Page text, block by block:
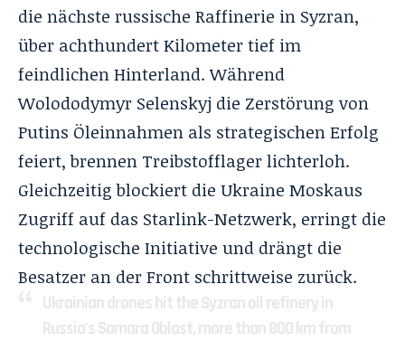
die nächste russische Raffinerie in Syzran,
über achthundert Kilometer tief im
feindlichen Hinterland. Während
Wolododymyr Selenskyj die Zerstörung von
Putins Öleinnahmen als strategischen Erfolg
feiert, brennen Treibstofflager lichterloh.
Gleichzeitig blockiert die Ukraine Moskaus
Zugriff auf das Starlink-Netzwerk, erringt die
technologische Initiative und drängt die
Besatzer an der Front schrittweise zurück.
Ukrainian drones hit the Syzran oil refinery in
Russia's Samara Oblast, more than 800 km from